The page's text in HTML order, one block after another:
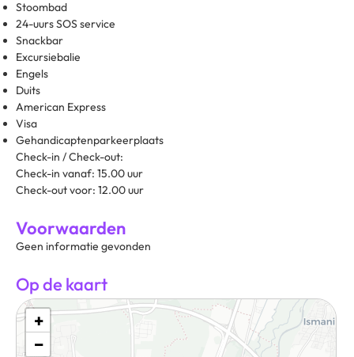
Stoombad
24-uurs SOS service
Snackbar
Excursiebalie
Engels
Duits
American Express
Visa
Gehandicaptenparkeerplaats
Check-in / Check-out:
Check-in vanaf: 15.00 uur
Check-out voor: 12.00 uur
Voorwaarden
Geen informatie gevonden
Op de kaart
+
−